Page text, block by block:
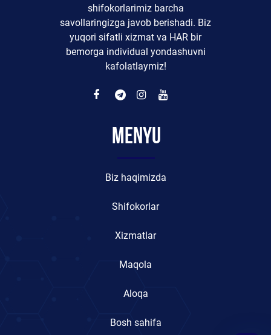
shifokorlarimiz barcha
savollaringizga javob berishadi. Biz
yuqori sifatli xizmat va HAR bir
bemorga individual yondashuvni
kafolatlaymiz!
Menyu
Biz haqimizda
Shifokorlar
Xizmatlar
Maqola
Aloqa
Bosh sahifa